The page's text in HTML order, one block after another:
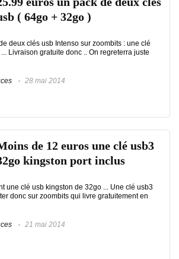
( 64go + 32go )
deux clés usb Intenso sur zoombits : une clé
Livraison gratuite donc .. On regreterra juste
28 mai 2014
de 12 euros une clé usb3
kingston port inclus
une clé usb kingston de 32go ... Une clé usb3
donc sur zoombits qui livre gratuitement en
21 mai 2014